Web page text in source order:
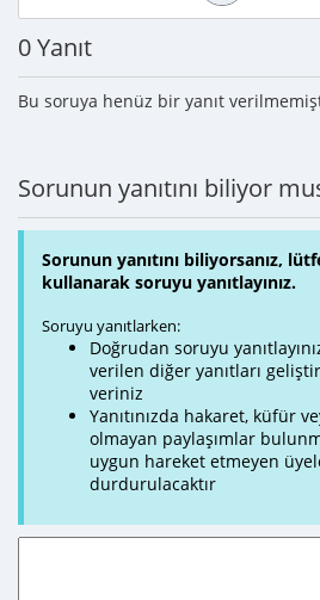
0 Yanıt
Bu soruya henüz bir yanıt
Sorunun yanıtını biliyor
Sorunun yanıtını biliyorsanız,
kullanarak soruyu yanıtlayınız.
Soruyu yanıtlarken:
Doğrudan soruyu
verilen diğer yanıtları
veriniz
Yanıtınızda hakaret, küfür
olmayan paylaşımlar
uygun hareket etmeyen
durdurulacaktır